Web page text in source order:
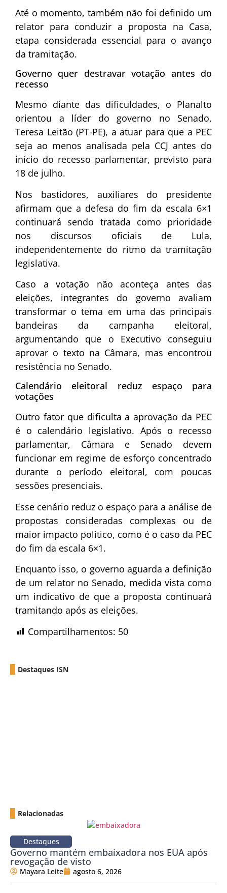
Até o momento, também não foi definido um
relator para conduzir a proposta na Casa,
etapa considerada essencial para o avanço
da tramitação.
Governo quer destravar votação antes do
recesso
Mesmo diante das dificuldades, o Planalto
orientou a líder do governo no Senado,
Teresa Leitão (PT-PE), a atuar para que a PEC
seja ao menos analisada pela CCJ antes do
início do recesso parlamentar, previsto para
18 de julho.
Nos bastidores, auxiliares do presidente
afirmam que a defesa do fim da escala 6×1
continuará sendo tratada como prioridade
nos discursos oficiais de Lula,
independentemente do ritmo da tramitação
legislativa.
Caso a votação não aconteça antes das
eleições, integrantes do governo avaliam
transformar o tema em uma das principais
bandeiras da campanha eleitoral,
argumentando que o Executivo conseguiu
aprovar o texto na Câmara, mas encontrou
resistência no Senado.
Calendário eleitoral reduz espaço para
votações
Outro fator que dificulta a aprovação da PEC
é o calendário legislativo. Após o recesso
parlamentar, Câmara e Senado devem
funcionar em regime de esforço concentrado
durante o período eleitoral, com poucas
sessões presenciais.
Esse cenário reduz o espaço para a análise de
propostas consideradas complexas ou de
maior impacto político, como é o caso da PEC
do fim da escala 6×1.
Enquanto isso, o governo aguarda a definição
de um relator no Senado, medida vista como
um indicativo de que a proposta continuará
tramitando após as eleições.
Compartilhamentos: 50
Destaques ISN
Relacionadas
Destaques
Governo mantém embaixadora nos EUA após
revogação de visto
Mayara Leite agosto 6, 2026